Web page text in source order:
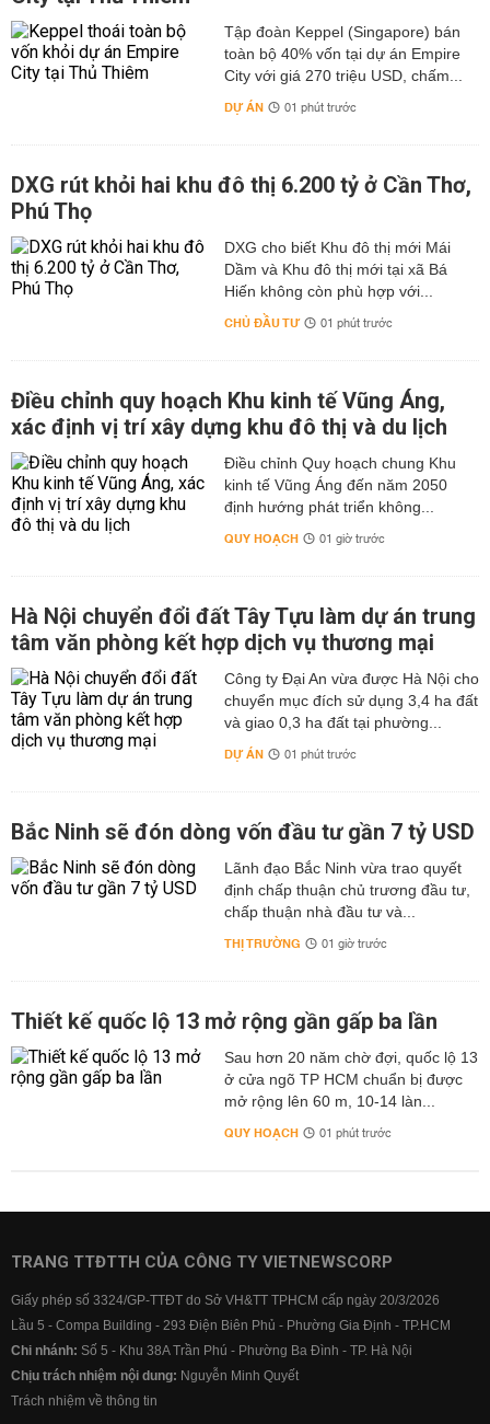
Tập đoàn Keppel (Singapore) bán
toàn bộ 40% vốn tại dự án Empire
City với giá 270 triệu USD, chấm...
DỰ ÁN 01 phút trước
DXG rút khỏi hai khu đô thị 6.200 tỷ ở Cần Thơ,
Phú Thọ
DXG cho biết Khu đô thị mới Mái
Dầm và Khu đô thị mới tại xã Bá
Hiến không còn phù hợp với...
CHỦ ĐẦU TƯ 01 phút trước
Điều chỉnh quy hoạch Khu kinh tế Vũng Áng,
xác định vị trí xây dựng khu đô thị và du lịch
Điều chỉnh Quy hoạch chung Khu
kinh tế Vũng Áng đến năm 2050
định hướng phát triển không...
QUY HOẠCH 01 giờ trước
Hà Nội chuyển đổi đất Tây Tựu làm dự án trung
tâm văn phòng kết hợp dịch vụ thương mại
Công ty Đại An vừa được Hà Nội cho
chuyển mục đích sử dụng 3,4 ha đất
và giao 0,3 ha đất tại phường...
DỰ ÁN 01 phút trước
Bắc Ninh sẽ đón dòng vốn đầu tư gần 7 tỷ USD
Lãnh đạo Bắc Ninh vừa trao quyết
định chấp thuận chủ trương đầu tư,
chấp thuận nhà đầu tư và...
THỊ TRƯỜNG 01 giờ trước
Thiết kế quốc lộ 13 mở rộng gần gấp ba lần
Sau hơn 20 năm chờ đợi, quốc lộ 13
ở cửa ngõ TP HCM chuẩn bị được
mở rộng lên 60 m, 10-14 làn...
QUY HOẠCH 01 phút trước
TRANG TTĐTTH CỦA CÔNG TY VIETNEWSCORP
Giấy phép số 3324/GP-TTĐT do Sở VH&TT TPHCM cấp ngày 20/3/2026
Lầu 5 - Compa Building - 293 Điện Biên Phủ - Phường Gia Định - TP.HCM
Chi nhánh: Số 5 - Khu 38A Trần Phú - Phường Ba Đình - TP. Hà Nội
Chịu trách nhiệm nội dung: Nguyễn Minh Quyết
Trách nhiệm về thông tin